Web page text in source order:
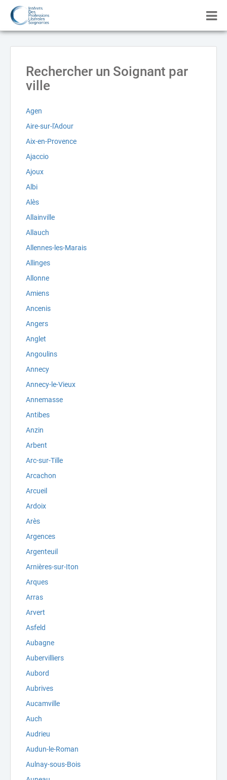
Rechercher un Soignant par
ville
Agen
Aire-sur-l'Adour
Aix-en-Provence
Ajaccio
Ajoux
Albi
Alès
Allainville
Allauch
Allennes-les-Marais
Allinges
Allonne
Amiens
Ancenis
Angers
Anglet
Angoulins
Annecy
Annecy-le-Vieux
Annemasse
Antibes
Anzin
Arbent
Arc-sur-Tille
Arcachon
Arcueil
Ardoix
Arès
Argences
Argenteuil
Arnières-sur-Iton
Arques
Arras
Arvert
Asfeld
Aubagne
Aubervilliers
Aubord
Aubrives
Aucamville
Auch
Audrieu
Audun-le-Roman
Aulnay-sous-Bois